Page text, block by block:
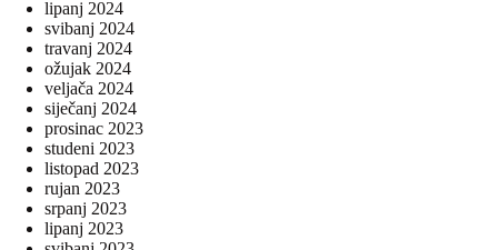
lipanj 2024
svibanj 2024
travanj 2024
ožujak 2024
veljača 2024
siječanj 2024
prosinac 2023
studeni 2023
listopad 2023
rujan 2023
srpanj 2023
lipanj 2023